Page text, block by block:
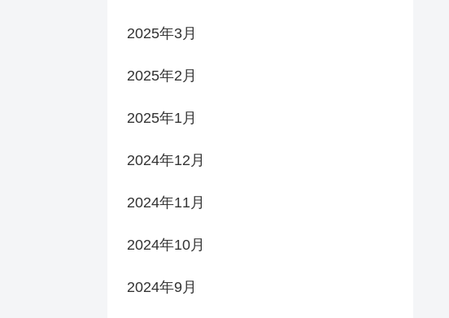
2025年3月
2025年2月
2025年1月
2024年12月
2024年11月
2024年10月
2024年9月